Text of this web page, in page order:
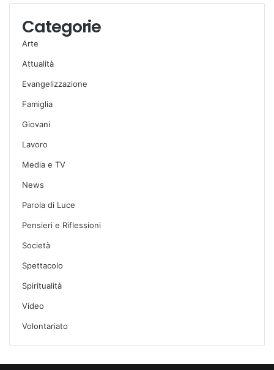
Categorie
Arte
Attualità
Evangelizzazione
Famiglia
Giovani
Lavoro
Media e TV
News
Parola di Luce
Pensieri e Riflessioni
Società
Spettacolo
Spiritualità
Video
Volontariato